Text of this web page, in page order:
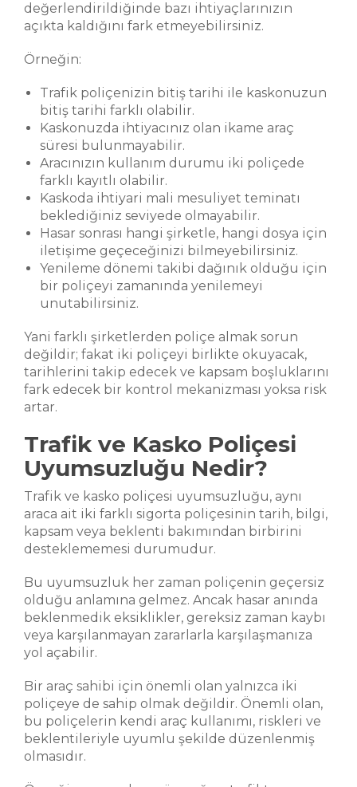
değerlendirildiğinde bazı ihtiyaçlarınızın
açıkta kaldığını fark etmeyebilirsiniz.
Örneğin:
Trafik poliçenizin bitiş tarihi ile kaskonuzun
bitiş tarihi farklı olabilir.
Kaskonuzda ihtiyacınız olan ikame araç
süresi bulunmayabilir.
Aracınızın kullanım durumu iki poliçede
farklı kayıtlı olabilir.
Kaskoda ihtiyari mali mesuliyet teminatı
beklediğiniz seviyede olmayabilir.
Hasar sonrası hangi şirketle, hangi dosya için
iletişime geçeceğinizi bilmeyebilirsiniz.
Yenileme dönemi takibi dağınık olduğu için
bir poliçeyi zamanında yenilemeyi
unutabilirsiniz.
Yani farklı şirketlerden poliçe almak sorun
değildir; fakat iki poliçeyi birlikte okuyacak,
tarihlerini takip edecek ve kapsam boşluklarını
fark edecek bir kontrol mekanizması yoksa risk
artar.
Trafik ve Kasko Poliçesi
Uyumsuzluğu Nedir?
Trafik ve kasko poliçesi uyumsuzluğu, aynı
araca ait iki farklı sigorta poliçesinin tarih, bilgi,
kapsam veya beklenti bakımından birbirini
desteklememesi durumudur.
Bu uyumsuzluk her zaman poliçenin geçersiz
olduğu anlamına gelmez. Ancak hasar anında
beklenmedik eksiklikler, gereksiz zaman kaybı
veya karşılanmayan zararlarla karşılaşmanıza
yol açabilir.
Bir araç sahibi için önemli olan yalnızca iki
poliçeye de sahip olmak değildir. Önemli olan,
bu poliçelerin kendi araç kullanımı, riskleri ve
beklentileriyle uyumlu şekilde düzenlenmiş
olmasıdır.